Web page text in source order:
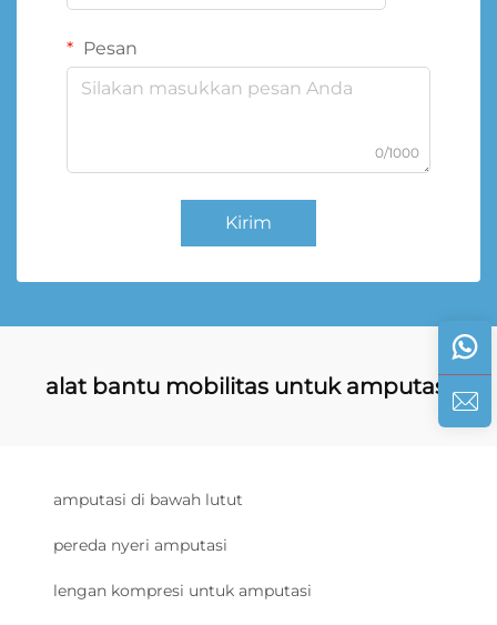
Pesan
0/1000
Kirim
alat bantu mobilitas untuk amputasi
amputasi di bawah lutut
pereda nyeri amputasi
lengan kompresi untuk amputasi